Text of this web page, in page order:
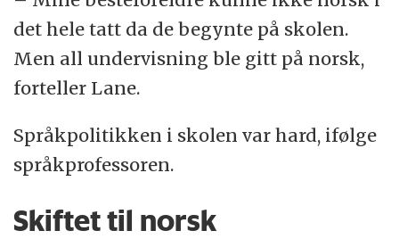
det hele tatt da de begynte på skolen.
Men all undervisning ble gitt på norsk,
forteller Lane.
Språkpolitikken i skolen var hard, ifølge
språkprofessoren.
Skiftet til norsk